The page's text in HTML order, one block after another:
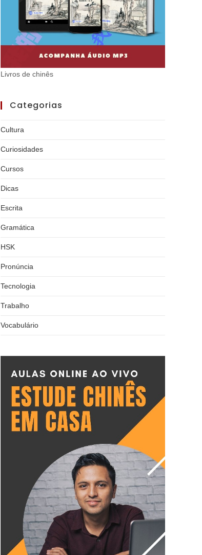
Livros de chinês
Categorias
Cultura
Curiosidades
Cursos
Dicas
Escrita
Gramática
HSK
Pronúncia
Tecnologia
Trabalho
Vocabulário